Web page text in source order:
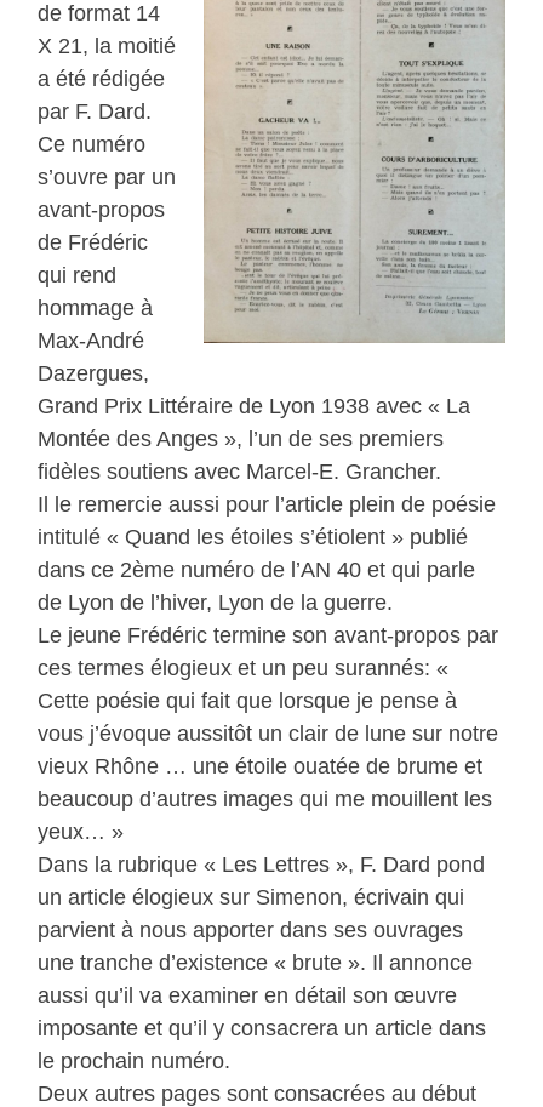
de format 14
X 21, la moitié
a été rédigée
par F. Dard.
Ce numéro
s’ouvre par un
avant-propos
de Frédéric
qui rend
hommage à
Max-André
Dazergues,
Grand Prix Littéraire de Lyon 1938 avec « La
Montée des Anges », l’un de ses premiers
fidèles soutiens avec Marcel-E. Grancher.
Il le remercie aussi pour l’article plein de poésie
intitulé « Quand les étoiles s’étiolent » publié
dans ce 2ème numéro de l’AN 40 et qui parle
de Lyon de l’hiver, Lyon de la guerre.
Le jeune Frédéric termine son avant-propos par
ces termes élogieux et un peu surannés: «
Cette poésie qui fait que lorsque je pense à
vous j’évoque aussitôt un clair de lune sur notre
vieux Rhône … une étoile ouatée de brume et
beaucoup d’autres images qui me mouillent les
yeux… »
Dans la rubrique « Les Lettres », F. Dard pond
un article élogieux sur Simenon, écrivain qui
parvient à nous apporter dans ses ouvrages
une tranche d’existence « brute ». Il annonce
aussi qu’il va examiner en détail son œuvre
imposante et qu’il y consacrera un article dans
le prochain numéro.
Deux autres pages sont consacrées au début